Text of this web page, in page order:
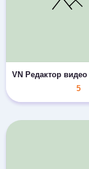
VN Редактор видео
5